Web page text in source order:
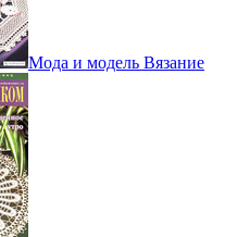
Мода и модель Вязание